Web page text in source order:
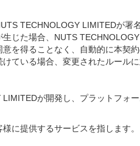
TECHNOLOGY LIMITEDが
じた場合、NUTS
を得ることなく、自動的に本
ている場合、変更されたルール
が開発し、プラットフォ
に提供するサービスを指します